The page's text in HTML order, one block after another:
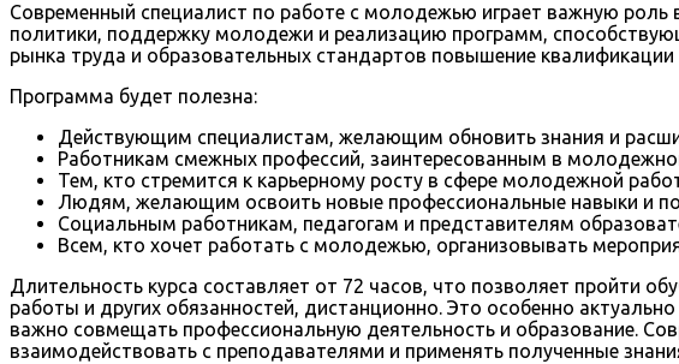
Современный специалист по работе с молодежью играет важную роль
политики, поддержку молодежи и реализацию программ,
рынка труда и образовательных стандартов повышение
Программа будет полезна:
Действующим специалистам, желающим обновить знания и
Работникам смежных профессий, заинтересованным в
Тем, кто стремится к карьерному росту в сфере молодежной
Людям, желающим освоить новые профессиональные навыки и
Социальным работникам, педагогам и представителям
Всем, кто хочет работать с молодежью, организовывать
Длительность курса составляет от 72 часов, что позволяет пройти
работы и других обязанностей, дистанционно. Это особенно
важно совмещать профессиональную деятельность и образование.
взаимодействовать с преподавателями и применять полученные